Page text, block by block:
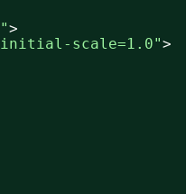
>
initial-scale=1.0">